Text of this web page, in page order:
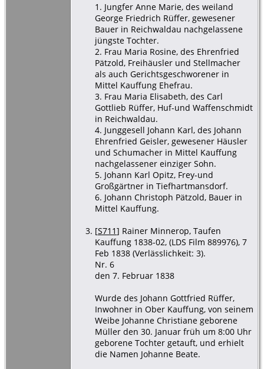
1. Jungfer Anne Marie, des weiland
George Friedrich Rüffer, gewesener
Bauer in Reichwaldau nachgelassene
jüngste Tochter.
2. Frau Maria Rosine, des Ehrenfried
Pätzold, Freihäusler und Stellmacher
als auch Gerichtsgeschworener in
Mittel Kauffung Ehefrau.
3. Frau Maria Elisabeth, des Carl
Gottlieb Rüffer, Huf-und Waffenschmidt
in Reichwaldau.
4. Junggesell Johann Karl, des Johann
Ehrenfried Geisler, gewesener Häusler
und Schumacher in Mittel Kauffung
nachgelassener einziger Sohn.
5. Johann Karl Opitz, Frey-und
Großgärtner in Tiefhartmansdorf.
6. Johann Christoph Pätzold, Bauer in
Mittel Kauffung.
[S711] Rainer Minnerop, Taufen
Kauffung 1838-02, (LDS Film 889976), 7
Feb 1838 (Verlässlichkeit: 3).
Nr. 6
den 7. Februar 1838
Wurde des Johann Gottfried Rüffer,
Inwohner in Ober Kauffung, von seinem
Weibe Johanne Christiane geborene
Müller den 30. Januar früh um 8:00 Uhr
geborene Tochter getauft, und erhielt
die Namen Johanne Beate.